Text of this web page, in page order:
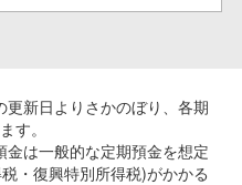
新日よりさかのぼり、各期
す。
は一般的な定期預金を想定
・復興特別所得税)がかかる